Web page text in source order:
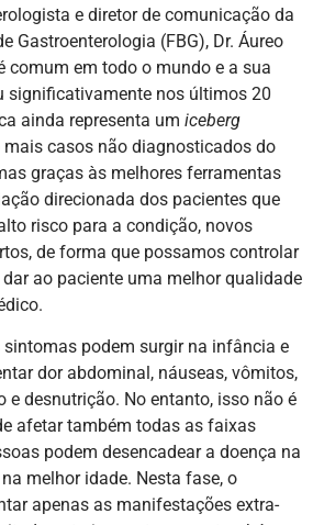
e diretor de comunicação da
Gastroenterologia (FBG), Dr. Áureo
comum em todo o mundo e a sua
significativamente nos últimos 20
ainda representa um iceberg
casos não diagnosticados do
graças às melhores ferramentas
direcionada dos pacientes que
risco para a condição, novos
de forma que possamos controlar
ao paciente uma melhor qualidade
sintomas podem surgir na infância e
dor abdominal, náuseas, vômitos,
e desnutrição. No entanto, isso não é
afetar também todas as faixas
podem desencadear a doença na
melhor idade. Nesta fase, o
apenas as manifestações extra-